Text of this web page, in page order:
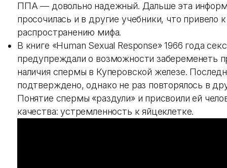
ППА — довольно надежный. Дальше эта
просочилась и в другие учебники, что привело к
распространению мифа.
В книге «Human Sexual Response» 1966 года
предупреждали о возможности забеременеть
наличия спермы в Куперовской железе.
подтверждено, однако не раз повторялось в
Понятие спермы «раздули» и присвоили ей
качества: устремленность к яйцеклетке.